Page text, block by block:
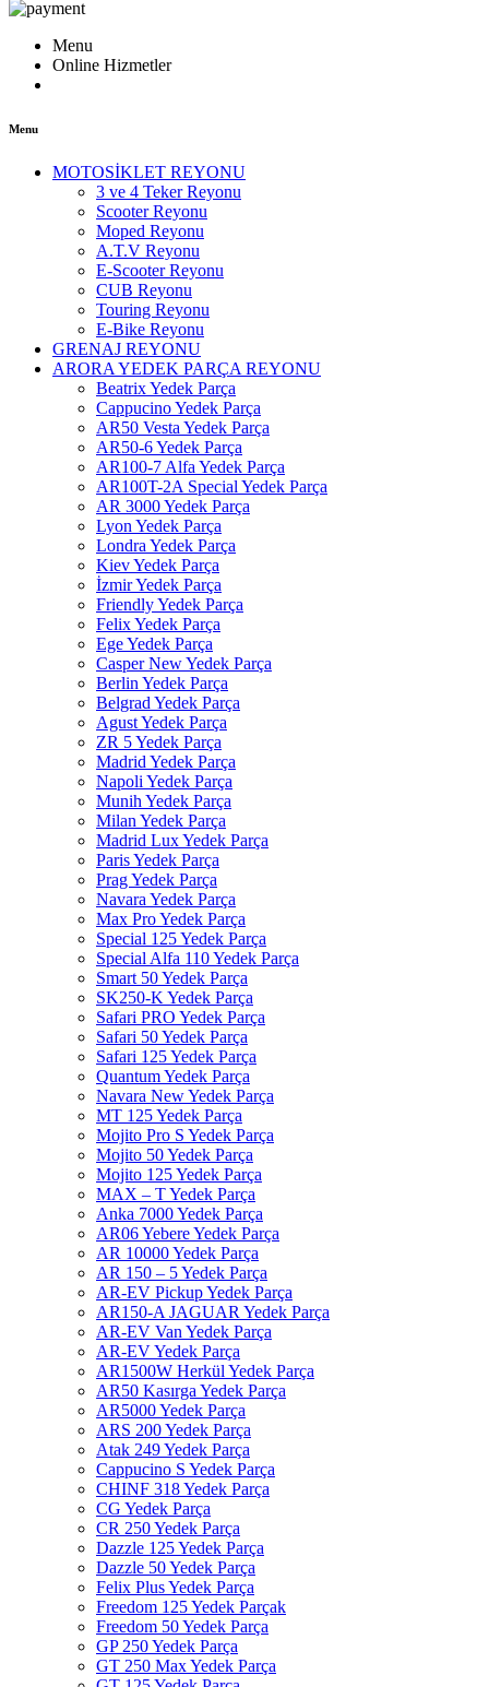
Menu
Online Hizmetler
Menu
MOTOSİKLET REYONU
3 ve 4 Teker Reyonu
Scooter Reyonu
Moped Reyonu
A.T.V Reyonu
E-Scooter Reyonu
CUB Reyonu
Touring Reyonu
E-Bike Reyonu
GRENAJ REYONU
ARORA YEDEK PARÇA REYONU
Beatrix Yedek Parça
Cappucino Yedek Parça
AR50 Vesta Yedek Parça
AR50-6 Yedek Parça
AR100-7 Alfa Yedek Parça
AR100T-2A Special Yedek Parça
AR 3000 Yedek Parça
Lyon Yedek Parça
Londra Yedek Parça
Kiev Yedek Parça
İzmir Yedek Parça
Friendly Yedek Parça
Felix Yedek Parça
Ege Yedek Parça
Casper New Yedek Parça
Berlin Yedek Parça
Belgrad Yedek Parça
Agust Yedek Parça
ZR 5 Yedek Parça
Madrid Yedek Parça
Napoli Yedek Parça
Munih Yedek Parça
Milan Yedek Parça
Madrid Lux Yedek Parça
Paris Yedek Parça
Prag Yedek Parça
Navara Yedek Parça
Max Pro Yedek Parça
Special 125 Yedek Parça
Special Alfa 110 Yedek Parça
Smart 50 Yedek Parça
SK250-K Yedek Parça
Safari PRO Yedek Parça
Safari 50 Yedek Parça
Safari 125 Yedek Parça
Quantum Yedek Parça
Navara New Yedek Parça
MT 125 Yedek Parça
Mojito Pro S Yedek Parça
Mojito 50 Yedek Parça
Mojito 125 Yedek Parça
MAX – T Yedek Parça
Anka 7000 Yedek Parça
AR06 Yebere Yedek Parça
AR 10000 Yedek Parça
AR 150 – 5 Yedek Parça
AR-EV Pickup Yedek Parça
AR150-A JAGUAR Yedek Parça
AR-EV Van Yedek Parça
AR-EV Yedek Parça
AR1500W Herkül Yedek Parça
AR50 Kasırga Yedek Parça
AR5000 Yedek Parça
ARS 200 Yedek Parça
Atak 249 Yedek Parça
Cappucino S Yedek Parça
CHINF 318 Yedek Parça
CG Yedek Parça
CR 250 Yedek Parça
Dazzle 125 Yedek Parça
Dazzle 50 Yedek Parça
Felix Plus Yedek Parça
Freedom 125 Yedek Parçak
Freedom 50 Yedek Parça
GP 250 Yedek Parça
GT 250 Max Yedek Parça